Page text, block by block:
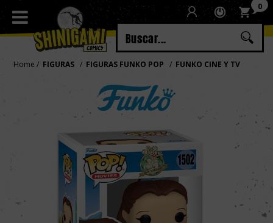
Regístrate
Iniciar sesión 0
Home FIGURAS FIGURAS FUNKO POP FUNKO CINE Y TV